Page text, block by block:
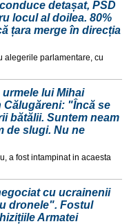
detașat, PSD
locul al doilea. 80%
țara merge în direcția
alegerile parlamentare, cu
lui Mihai
Călugăreni: "Încă se
bătălii. Suntem neam
de slugi. Nu ne
a fost intampinat in acaesta
cu ucrainenii
dronele". Fostul
Armatei